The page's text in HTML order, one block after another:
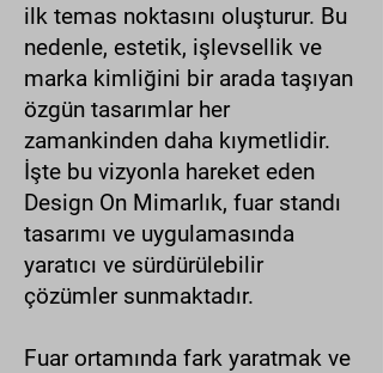
ilk temas noktasını oluşturur. Bu
nedenle, estetik, işlevsellik ve
marka kimliğini bir arada taşıyan
özgün tasarımlar her
zamankinden daha kıymetlidir.
İşte bu vizyonla hareket eden
Design On Mimarlık, fuar standı
tasarımı ve uygulamasında
yaratıcı ve sürdürülebilir
çözümler sunmaktadır.
Fuar ortamında fark yaratmak ve